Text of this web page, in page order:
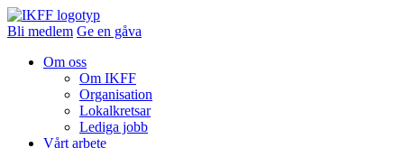
Bli medlem Ge en gåva
Om oss
Om IKFF
Organisation
Lokalkretsar
Lediga jobb
Vårt arbete